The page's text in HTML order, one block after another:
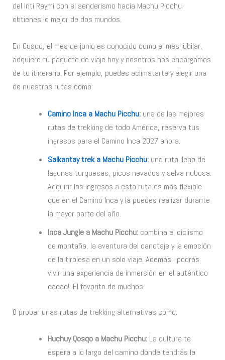
del Inti Raymi con el senderismo hacia Machu Picchu
obtienes lo mejor de dos mundos.
En Cusco, el mes de junio es conocido como el mes jubilar,
adquiere tu paquete de viaje hoy y nosotros nos encargamos
de tu itinerario. Por ejemplo, puedes aclimatarte y elegir una
de nuestras rutas como:
Camino Inca a Machu Picchu:una de las mejores
rutas de trekking de todo América, reserva tus
ingresos para el Camino Inca 2027 ahora.
Salkantay trek a Machu Picchu:una ruta llena de
lagunas turquesas, picos nevados y selva nubosa.
Adquirir los ingresos a esta ruta es más flexible
que en el Camino Inca y la puedes realizar durante
la mayor parte del año.
Inca Jungle a Machu Picchu:combina el ciclismo
de montaña, la aventura del canotaje y la emoción
de la tirolesa en un solo viaje. Además, ¡podrás
vivir una experiencia de inmersión en el auténtico
cacao!. El favorito de muchos.
O probar unas rutas de trekking alternativas como:
Huchuy Qosqo a Machu Picchu:La cultura te
espera a lo largo del camino donde tendrás la